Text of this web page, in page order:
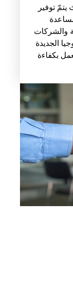
توفير
والشركات
الجديدة
بكفاءة